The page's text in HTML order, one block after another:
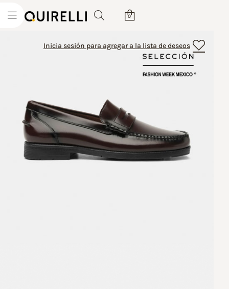
0
Inicia sesión para agregar a la lista de deseos